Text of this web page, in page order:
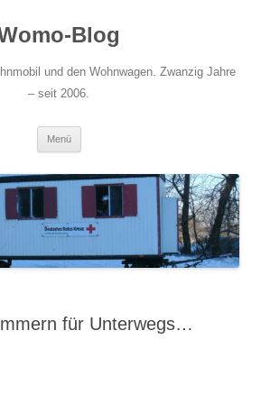
Blog
und den Wohnwagen. Zwanzig Jahre
– seit 2006.
Menü
für Unterwegs…